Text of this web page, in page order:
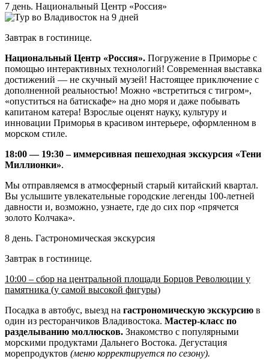
7 день. Национальный Центр «Россия»
Завтрак в гостинице.
Национальный Центр «Россия». Погружение в Приморье с
помощью интерактивных технологий! Современная выставка
достижений — не скучный музей! Настоящее приключение с
дополненной реальностью! Можно «встретиться с тигром»,
«опуститься на батискафе» на дно моря и даже побывать
капитаном катера! Взрослые оценят науку, культуру и
инновации Приморья в красивом интерьере, оформленном в
морском стиле.
18:00 — 19:30 – иммерсивная пешеходная экскурсия «Тени
Миллионки».
Мы отправляемся в атмосферный старый китайский квартал.
Вы услышите увлекательные городские легенды 100-летней
давности и, возможно, узнаете, где до сих пор «прячется
золото Колчака».
8 день. Гастрономическая экскурсия
Завтрак в гостинице.
10:00 – сбор на центральной площади Борцов Революции у
памятника (у самой высокой фигуры)
Посадка в автобус, выезд на гастрономическую экскурсию в
один из ресторанчиков Владивостока. Мастер-класс по
разделыванию моллюсков. Знакомство с популярными
морскими продуктами Дальнего Востока. Дегустация
морепродуктов (меню корректируется по сезону).